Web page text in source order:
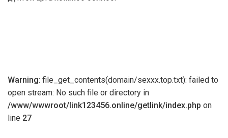
Warning: file_get_contents(domain/sexxx.top.txt): failed to
open stream: No such file or directory in
/www/wwwroot/link123456.online/getlink/index.php on
line 27